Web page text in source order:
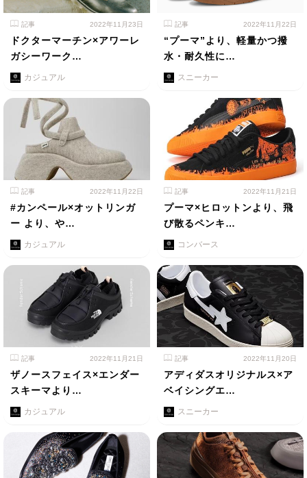
記事 2022年11月23日
ドクターマーチン×アワーレ
ガシーワーク…
カジュアル
記事 2022年11月22日
“プーマ”より、軽量かつ撥
水・耐久性に…
スニーカー
記事 2022年11月22日
#カンペール×オットリンガ
ー より、や…
カジュアル
記事 2022年11月21日
プーマ×ヒロットンより、飛
び散るペンキ…
コンバース
記事 2022年11月21日
ザノースフェイス×エンダー
スキーマより…
カジュアル
記事 2022年11月20日
アディダスオリジナルス×ア
ベイシングエ…
スニーカー